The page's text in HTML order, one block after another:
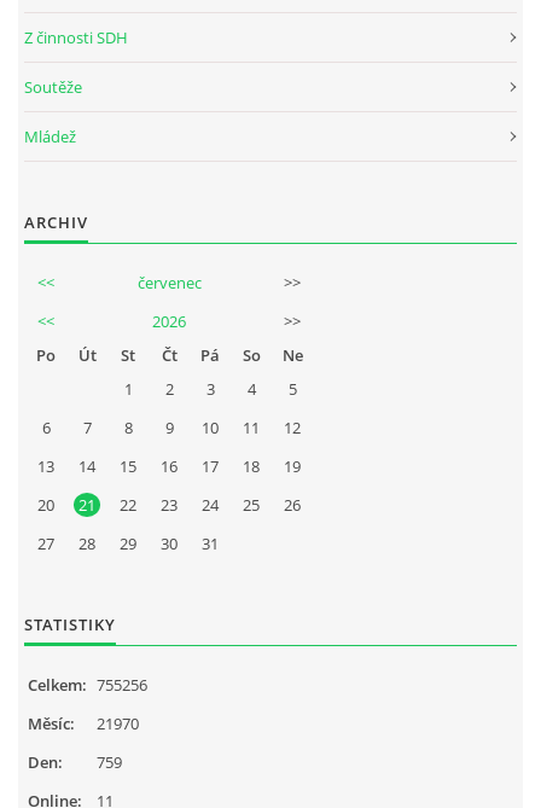
Z činnosti SDH
Soutěže
Mládež
ARCHIV
<< červenec
>>
<<
2026
>>
Po
Út St Čt Pá So
Ne
1
2 3 4
5
6
7 8 9 10 11
12
13
14 15 16 17 18
19
20
21 22 23 24 25
26
27
28 29 30 31
STATISTIKY
Online: 11
Celkem: 755256
Měsíc:
21970
Den:
759